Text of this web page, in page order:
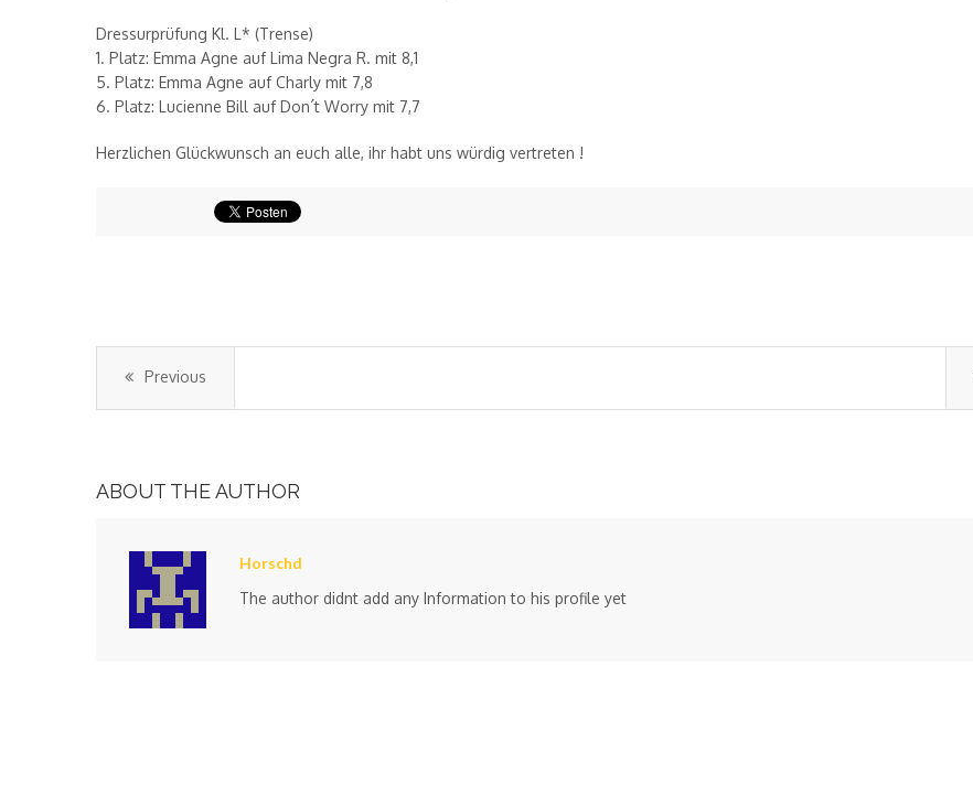
Dressurprüfung Kl. L* (Trense)
1. Platz: Emma Agne auf Lima Negra R. mit 8,1
5. Platz: Emma Agne auf Charly mit 7,8
6. Platz: Lucienne Bill auf Don´t Worry mit 7,7
Herzlichen Glückwunsch an euch alle, ihr habt uns würdig vertreten !
Previous
ABOUT THE AUTHOR
Horschd
The author didnt add any Information to his profile yet